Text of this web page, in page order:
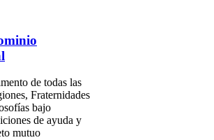
de todas las
Fraternidades
bajo
de ayuda y
mutuo